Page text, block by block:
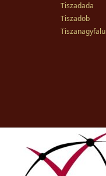
Tiszadada
Tiszadob
Tiszanagyfalu